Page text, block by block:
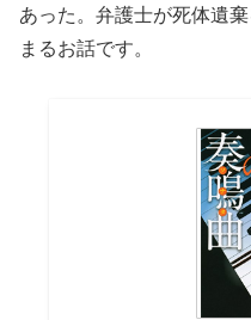
あった。弁護士が死体遺
まるお話です。